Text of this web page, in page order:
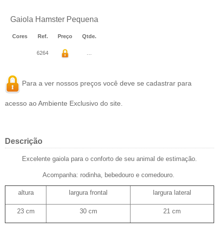
Gaiola Hamster Pequena
Cores Ref. Preço Qtde.
6264
Para a ver nossos preços você deve se cadastrar para
acesso ao Ambiente Exclusivo do site.
Descrição
Excelente gaiola para o conforto de seu animal de estimação.
Acompanha: rodinha, bebedouro e comedouro.
altura largura frontal largura lateral
23 cm 30 cm 21 cm